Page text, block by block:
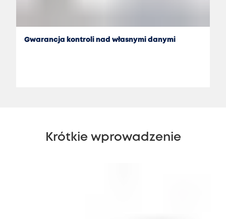
Gwarancja kontroli nad własnymi danymi
Krótkie wprowadzenie